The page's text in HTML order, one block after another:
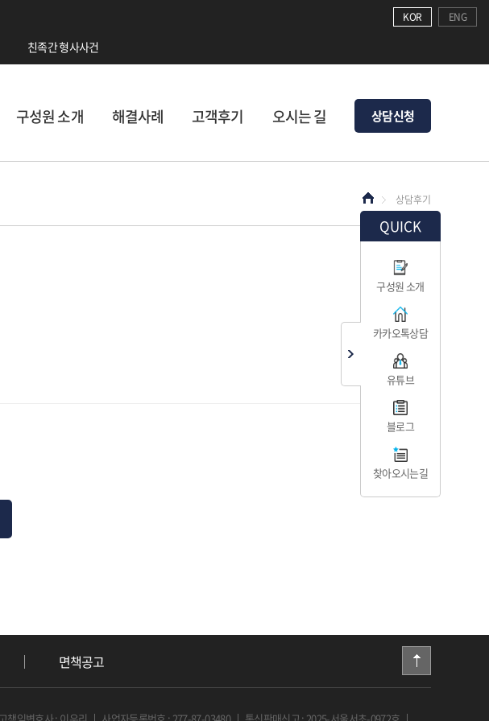
친족간 형사사건
KOR ENG
구성원 소개 해결사례 고객후기 오시는 길 상담신청
QUICK
구성원 소개
카카오톡상담
유튜브
블로그
찾아오시는길
상담후기
면책공고